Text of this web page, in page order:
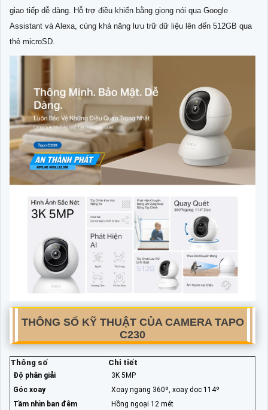
giao tiếp dễ dàng. Hỗ trợ điều khiển bằng giọng nói qua Google
Assistant và Alexa, cùng khả năng lưu trữ dữ liệu lên đến 512GB qua
thẻ microSD.
THÔNG SỐ KỸ THUẬT CỦA CAMERA TAPO
C230
Thông số Chi tiết
Độ phân giải
3K 5MP
Góc xoay
Xoay ngang 360º, xoay dọc 114º
Tầm nhìn ban đêm
Hồng ngoại 12 mét